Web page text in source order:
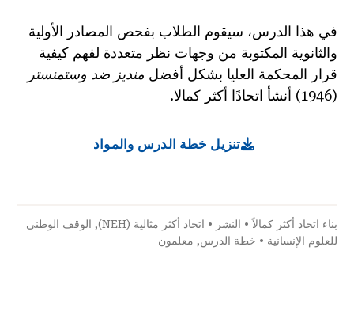
في هذا الدرس، سيقوم الطلاب بفحص المصادر الأولية
والثانوية المكتوبة من وجهات نظر متعددة لفهم كيفية
قرار المحكمة العليا بشكل أفضل منديز ضد وستمنستر
(1946) أنشأ اتحادًا أكثر كمالا.
تنزيل خطة الدرس والمواد
بناء اتحاد أكثر كمالاً• النشر • اتحاد أكثر مثالية (NEH) , الوقف الوطني
للعلوم الإنسانية • خطة الدرس, معلمون